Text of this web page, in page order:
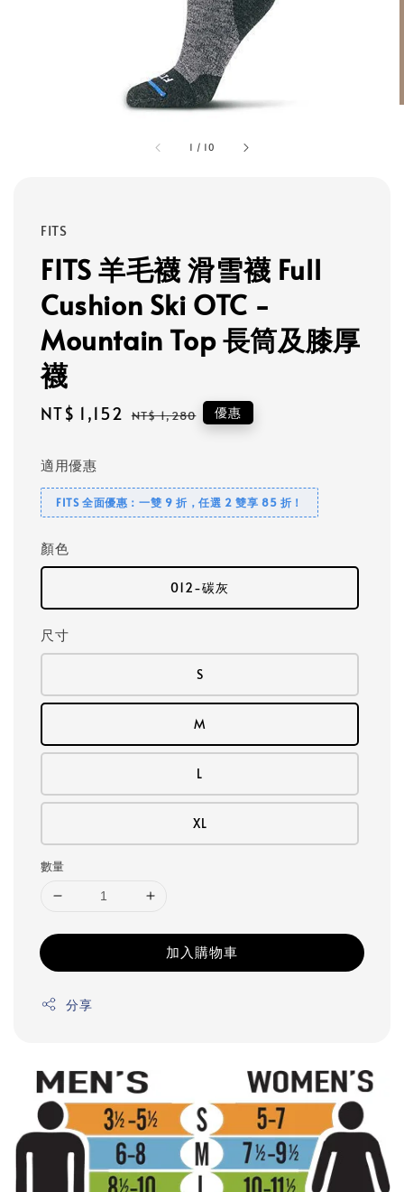
1 / 10
FITS
FITS 羊毛襪 滑雪襪 Full
Cushion Ski OTC -
Mountain Top 長筒及膝厚
襪
Sale
NT$ 1,152 Regular
NT$ 1,280 優惠
適用優惠
FITS 全面優惠：一雙 9 折，任選 2 雙享 85 折！
顏色
012-碳灰
尺寸
S
M
L
XL
數量
加入購物車
分享